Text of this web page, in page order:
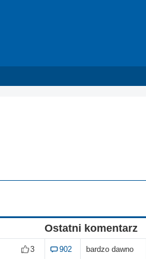
Ostatni komentarz
3 902 bardzo dawno